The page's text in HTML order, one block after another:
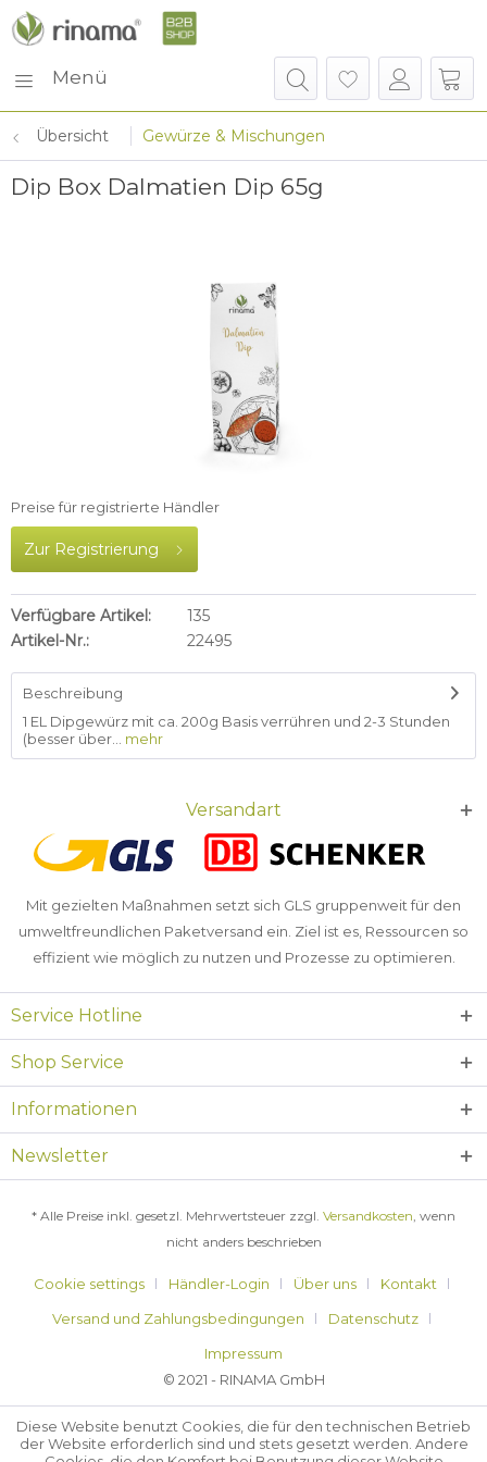
Menü
Übersicht Gewürze & Mischungen
Dip Box Dalmatien Dip 65g
Preise für registrierte Händler
Zur Registrierung
Verfügbare Artikel:
135
Artikel-Nr.:
22495
Beschreibung
1 EL Dipgewürz mit ca. 200g Basis verrühren und 2-3 Stunden
(besser über...
mehr
Versandart
Mit gezielten Maßnahmen setzt sich GLS gruppenweit für den
umweltfreundlichen Paketversand ein. Ziel ist es, Ressourcen so
effizient wie möglich zu nutzen und Prozesse zu optimieren.
Service Hotline
Shop Service
Informationen
Newsletter
* Alle Preise inkl. gesetzl. Mehrwertsteuer zzgl. Versandkosten, wenn
nicht anders beschrieben
Cookie settings Händler-Login Über uns
Kontakt
Versand und Zahlungsbedingungen
Datenschutz
Impressum
© 2021 - RINAMA GmbH
Diese Website benutzt Cookies, die für den technischen Betrieb
der Website erforderlich sind und stets gesetzt werden. Andere